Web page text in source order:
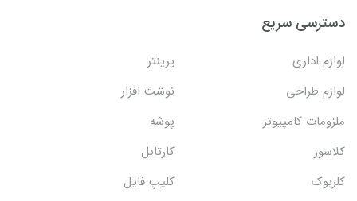
دسترسی سریع
لوازم اداری
پرینتر
لوازم طراحی
نوشت افزار
ملزومات کامپیوتر
پوشه
کلاسور
کارتابل
کلربوک
کلیپ فایل